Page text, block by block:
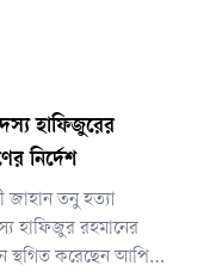
হাফিজুরের
নির্দেশ
জাহান তনু হত্যা
হাফিজুর রহমানের
স্থগিত করেছেন আপিল